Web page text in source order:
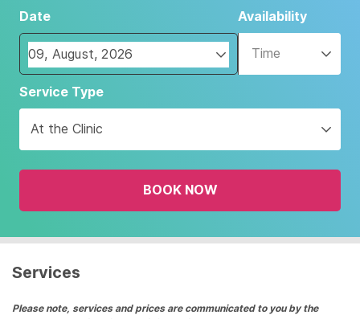
Date
Navigate
forward
interact
with
the
and
date.
the
Availability
Time
Service Type
At the Clinic
BOOK NOW
Services
Please note, services and prices are communicated to you by the